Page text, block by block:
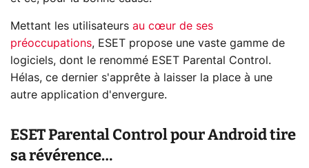
Mettant les utilisateurs au cœur de ses
préoccupations, ESET propose une vaste gamme de
logiciels, dont le renommé ESET Parental Control.
Hélas, ce dernier s'apprête à laisser la place à une
autre application d'envergure.
ESET Parental Control pour Android tire
sa révérence…